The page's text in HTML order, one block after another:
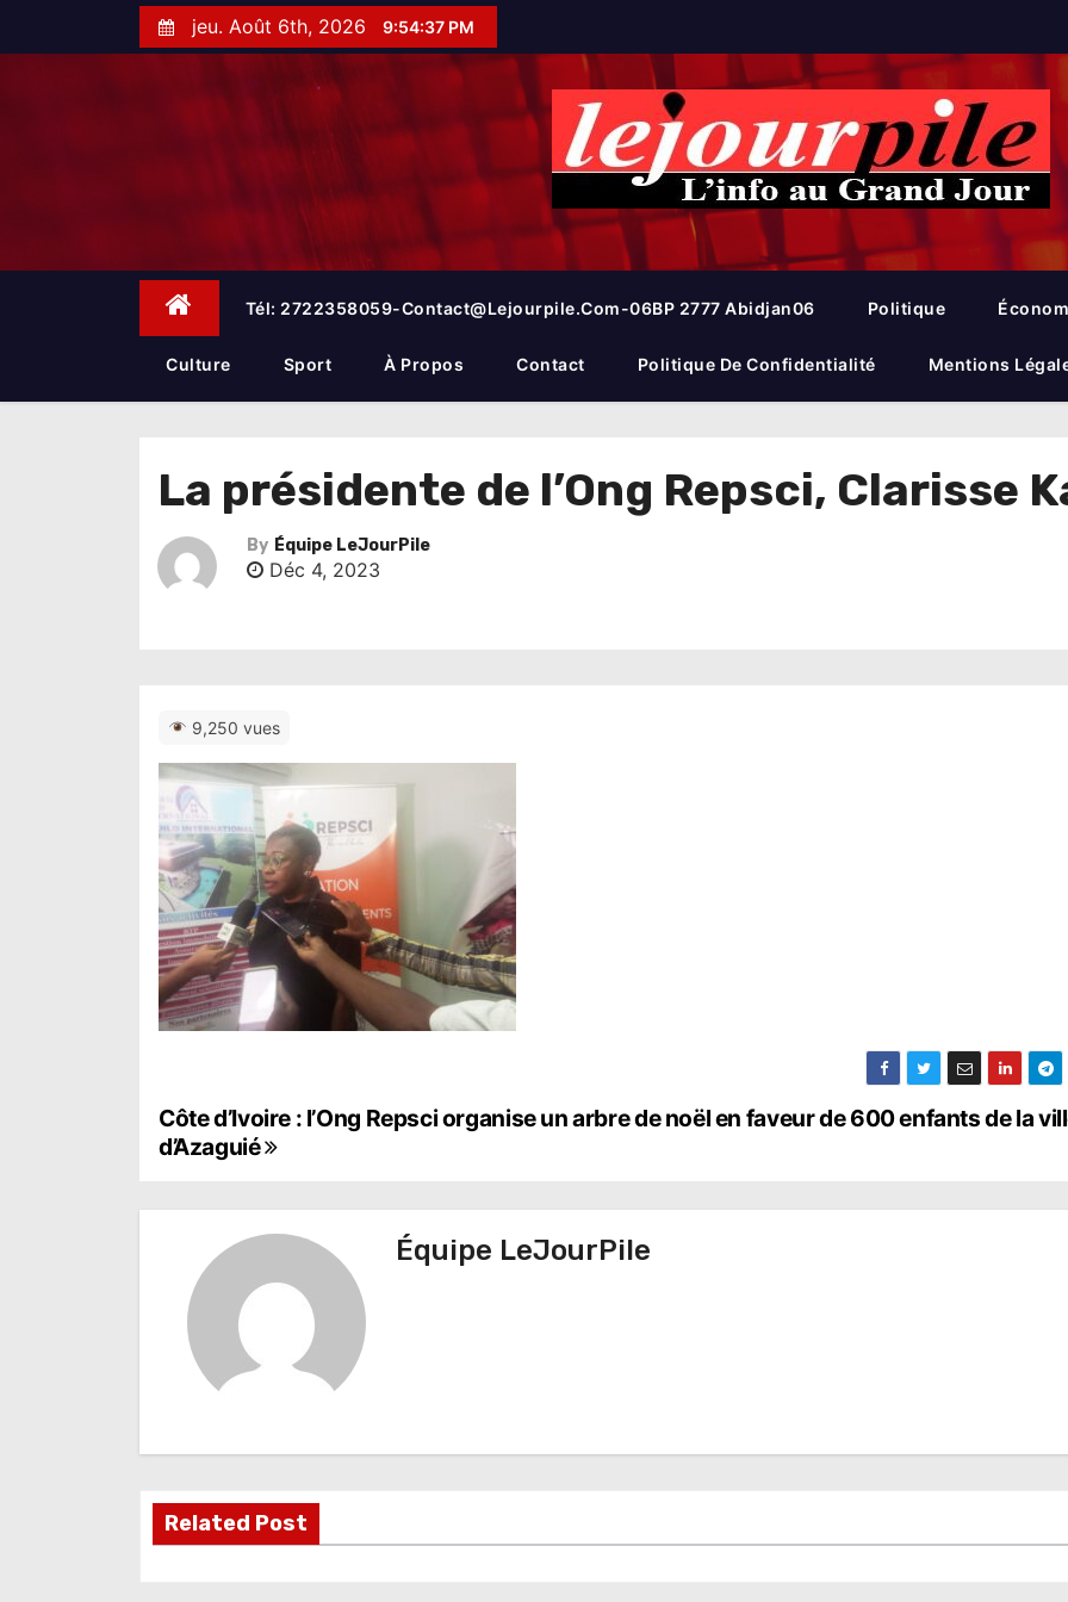
t
jeu. Août 6th, 2026 9:54:38 PM
Tél: 2722358059-Contact@lejourpile.com-06BP 2777 Abidjan06 Politique
Culture Sport À Propos Contact Politique De Confidentialité Mentions
La présidente de l’Ong Repsci, Clarisse
By Équipe LeJourPile
Déc 4, 2023
9,250 vues
N
a
v
i
n
Côte d’Ivoire : l’Ong Repsci organise un arbre de noël en faveur de 600 enfants de la
d’Azaguié
Équipe LeJourPile
Related Post